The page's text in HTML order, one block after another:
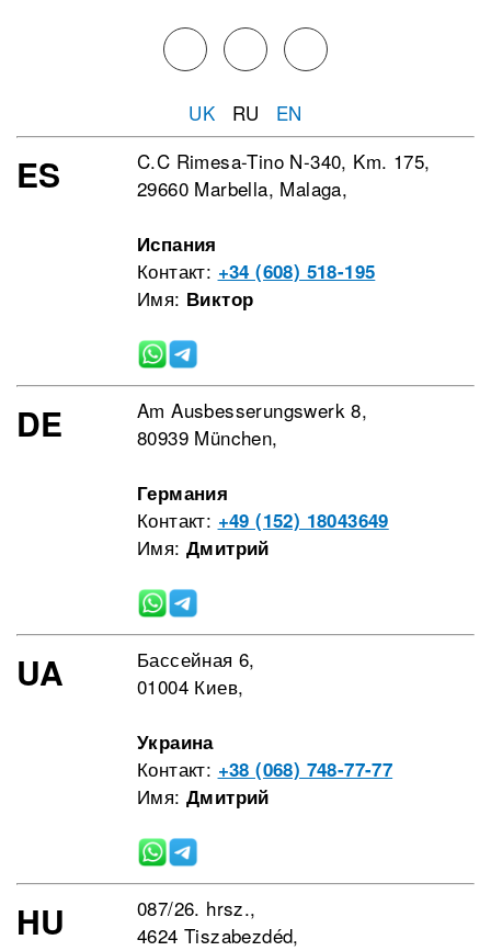
UK RU EN
ES
C.C Rimesa-Tino N-340, Km. 175,
29660 Marbella, Malaga,
Испания
Контакт: +34 (608) 518-195
Имя: Виктор
DE
Am Ausbesserungswerk 8,
80939 München,
Германия
Контакт: +49 (152) 18043649
Имя: Дмитрий
UA
Бассейная 6,
01004 Киев,
Украина
Контакт: +38 (068) 748-77-77
Имя: Дмитрий
HU
087/26. hrsz.,
4624 Tiszabezdéd,